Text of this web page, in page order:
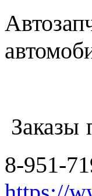
Заказы
8-951-